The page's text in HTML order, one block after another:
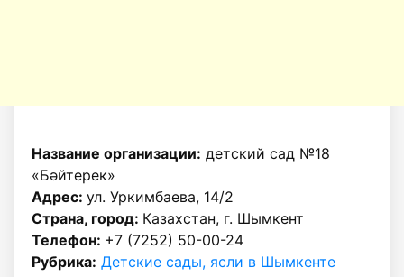
Название организации: детский сад №18
«Бәйтерек»
Адрес: ул. Уркимбаева, 14/2
Страна, город: Казахстан, г. Шымкент
Телефон: +7 (7252) 50-00-24
Рубрика: Детские сады, ясли в Шымкенте